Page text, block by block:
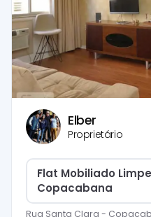
Elber
Proprietário
Flat Mobiliado
Copacabana
Rua Santa Clara -